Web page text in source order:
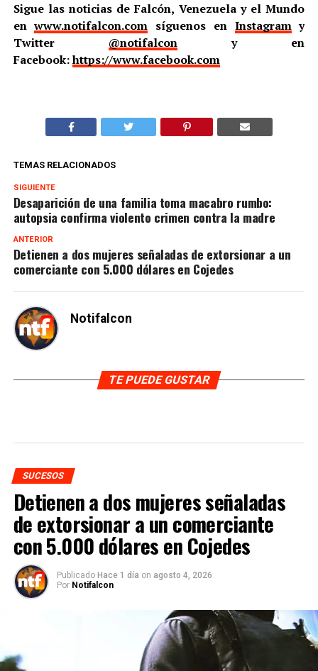
Sigue las noticias de Falcón, Venezuela y el Mundo
enwww.notifalcon.com síguenos en Instagramy
Twitter @notifalcony en
Facebook:https://www.facebook.com
TEMAS RELACIONADOS
SIGUIENTE
Desaparición de una familia toma macabro rumbo:
autopsia confirma violento crimen contra la madre
ANTERIOR
Detienen a dos mujeres señaladas de extorsionar a un
comerciante con 5.000 dólares en Cojedes
Notifalcon
TE PUEDE GUSTAR
SUCESOS
Detienen a dos mujeres señaladas
de extorsionar a un comerciante
con 5.000 dólares en Cojedes
Publicado Hace 1 día on agosto 4, 2026
Por Notifalcon